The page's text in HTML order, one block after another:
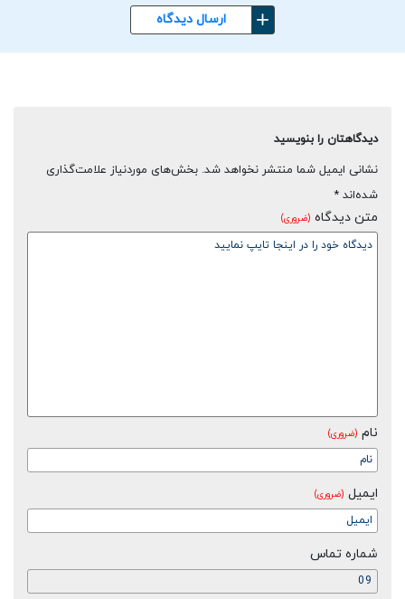
ارسال دیدگاه
دیدگاهتان را بنویسید
نشانی ایمیل شما منتشر نخواهد شد. بخش‌های موردنیاز علامت‌گذاری
شده‌اند *
متن دیدگاه (ضروری)
نام (ضروری)
ایمیل (ضروری)
شماره تماس